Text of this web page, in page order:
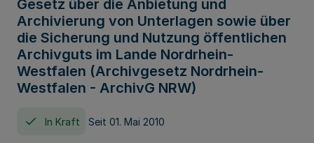
Gesetz über die Anbietung und
Archivierung von Unterlagen sowie über
die Sicherung und Nutzung öffentlichen
Archivguts im Lande Nordrhein-
Westfalen (Archivgesetz Nordrhein-
Westfalen - ArchivG NRW)
In Kraft Seit 01. Mai 2010